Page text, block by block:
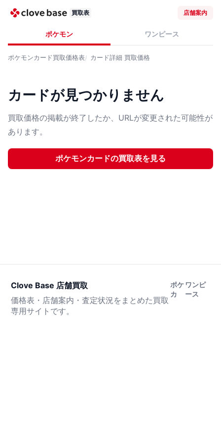
買取表 店舗案内
ポケモン ワンピース
ポケモンカード買取価格表 カード詳細 買取価格
カードが見つかりません
買取価格の掲載が終了したか、URLが変更された可能性が
あります。
ポケモンカードの買取表を見る
Clove Base 店舗買取
価格表・店舗案内・査定状況をまとめた買取
専用サイトです。
ポケ
カ
ワンピ
ース